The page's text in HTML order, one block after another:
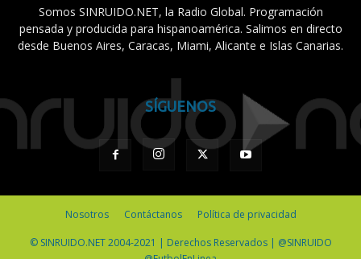
Somos SINRUIDO.NET, la Radio Global. Programación
pensada y producida para hispanoamérica. Salimos en directo
desde Buenos Aires, Caracas, Miami, Alicante e Islas Canarias.
SÍGUENOS
Nosotros Contáctanos Política de privacidad
© SINRUIDO.NET 2004-2021 | Derechos Reservados | @SINRUIDO